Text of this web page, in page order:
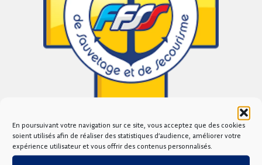
En poursuivant votre navigation sur ce site, vous acceptez que des cookies
soient utilisés afin de réaliser des statistiques d’audience, améliorer votre
expérience utilisateur et vous offrir des contenus personnalisés.
Tarif